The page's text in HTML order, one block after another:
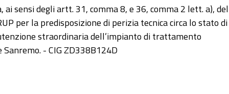
sensi degli artt. 31, comma 8, e 36, comma 2 lett. a), del
per la predisposizione di perizia tecnica circa lo stato di
straordinaria dell’impianto di trattamento
- CIG ZD338B124D